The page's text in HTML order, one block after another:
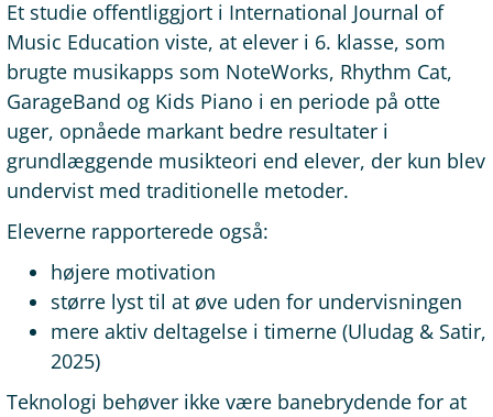
Et studie offentliggjort i International Journal of
Music Education viste, at elever i 6. klasse, som
brugte musikapps som NoteWorks, Rhythm Cat,
GarageBand og Kids Piano i en periode på otte
uger, opnåede markant bedre resultater i
grundlæggende musikteori end elever, der kun blev
undervist med traditionelle metoder.
Eleverne rapporterede også:
højere motivation
større lyst til at øve uden for undervisningen
mere aktiv deltagelse i timerne (Uludag & Satir,
2025)
Teknologi behøver ikke være banebrydende for at